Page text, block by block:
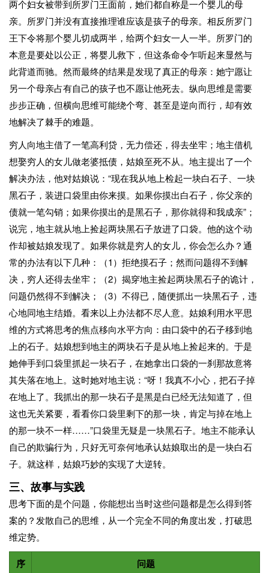
两个妇女被带到所罗门王面前，她们都自称是一个婴儿的母
亲。所罗门并没有直接推理谁应该是孩子的母亲。相反所罗门
王下令将那个婴儿切成两半，给两个妇女一人一半。所罗门的
本意是要处以公正，将婴儿救下，但这条命令乍听起来显然与
此背道而驰。然而最终的结果是发现了真正的母亲：她宁愿让
另一个母亲占有自己的孩子也不愿让他死去。纵向思维是需要
步步正确，但横向思维可能绕个弯、甚至是逆向而行，却有效
地解决了棘手的难题。
穷人向地主借了一笔高利贷，无力偿还，得去坐牢；地主借机
想娶穷人的女儿做老婆抵债，姑娘至死不从。地主提出了一个
解决办法，他对姑娘说：“现在我从地上检起一块白石子、一块
黑石子，装进口袋里由你来摸。如果你摸出白石子，你父亲的
债就一笔勾销；如果你摸出的是黑石子，那你就得和我成亲”；
说完，地主就从地上捡起两块黑石子放进了口袋。他的这个动
作却被姑娘发现了。如果你就是穷人的女儿，你会怎么办？通
常的办法有以下几种：（1）拒绝摸石子；然而问题得不到解
决，穷人还得去坐牢；（2）揭穿地主捡起两块黑石子的诡计，
问题仍然得不到解决；（3）不得已，随便抓出一块黑石子，违
心地同地主结婚。看来以上办法都不尽人意。姑娘利用水平思
维的方式将思考的焦点移向水平方向：由口袋中的石子移到地
上的石子。姑娘想到地主的两块石子是从地上捡起来的。于是
她伸手到口袋里抓起一块石子，在她拿出口袋的一刹那故意将
其失落在地上。这时她对地主说：“呀！我真不小心，把石子掉
在地上了。我抓出的那一块石子是黑是白已经无法知道了，但
这也无关紧要，看看你口袋里剩下的那一块，肯定与掉在地上
的那一块不一样……”口袋里无疑是一块黑石子。地主不能承认
自己的欺骗行为，只好无可奈何地承认姑娘取出的是一块白石
子。就这样，姑娘巧妙的实现了大逆转。
三、故事与实践
思考下面的是个问题，你能想出当时这些问题都是怎么得到答
案的？发散自己的思维，从一个完全不同的角度出发，打破思
维定势。
序
问题